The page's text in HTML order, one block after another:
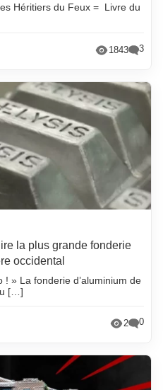
Héritiers du Feux = Livre du
1843 3
la plus grande fonderie
occidental
» La fonderie d’aluminium de
[…]
2 0